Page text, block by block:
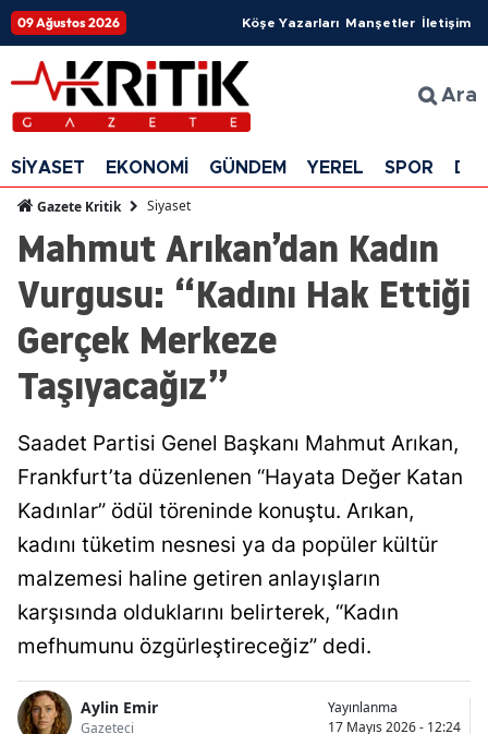
09 Ağustos 2026 Köşe Yazarları Manşetler İletişim
Ara
SİYASET EKONOMİ GÜNDEM YEREL SPOR
Gazete Kritik Siyaset
Mahmut Arıkan’dan Kadın
Vurgusu: “Kadını Hak Ettiği
Gerçek Merkeze
Taşıyacağız”
Saadet Partisi Genel Başkanı Mahmut Arıkan,
Frankfurt’ta düzenlenen “Hayata Değer Katan
Kadınlar” ödül töreninde konuştu. Arıkan,
kadını tüketim nesnesi ya da popüler kültür
malzemesi haline getiren anlayışların
karşısında olduklarını belirterek, “Kadın
mefhumunu özgürleştireceğiz” dedi.
Aylin Emir
Gazeteci
Yayınlanma
17 Mayıs 2026 - 12:24